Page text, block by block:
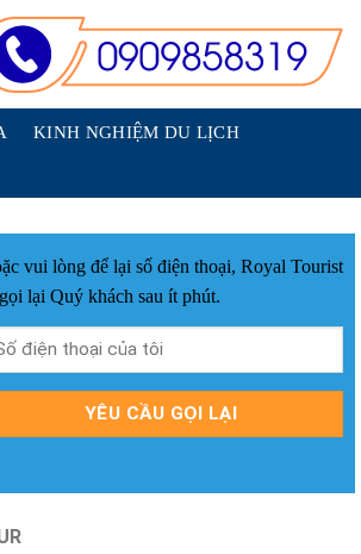
KINH NGHIỆM DU LỊCH
vui lòng để lại số điện thoại, Royal Tourist
lại Quý khách sau ít phút.